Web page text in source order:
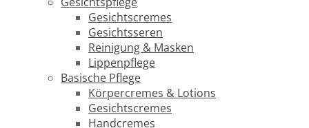
Gesichtscremes
Gesichtsseren
Reinigung & Masken
Lippenpflege
Basische Pflege
Körpercremes & Lotions
Gesichtscremes
Handcremes